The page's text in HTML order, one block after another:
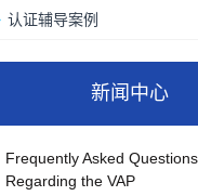
认证辅导案例
新闻中心
Frequently Asked
Regarding the VAP